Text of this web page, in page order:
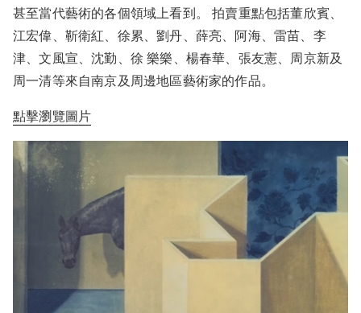
甚至當代藝術的各個領域上看到。 拍賣重點包括董欣賓、
江宏偉、靳衛紅、徐累、劉丹、薛亮、阿海、雷苗、李
津、文風宣、沈勤、徐 樂樂、楊春華、張友憲、周京新及
周一清等來自南京及周邊地區藝術家的作品。
點擊瀏覽圖片